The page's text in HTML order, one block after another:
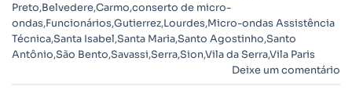
Preto,Belvedere,Carmo,conserto de micro-
ondas,Funcionários,Gutierrez,Lourdes,Micro-ondas Assistência
Técnica,Santa Isabel,Santa Maria,Santo Agostinho,Santo
Antônio,São Bento,Savassi,Serra,Sion,Vila da Serra,Vila Paris
Deixe um comentário